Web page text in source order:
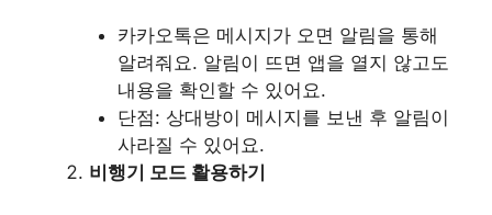
카카오톡은 메시지가 오면 알림을 통해
알려줘요. 알림이 뜨면 앱을 열지 않고도
내용을 확인할 수 있어요.
단점: 상대방이 메시지를 보낸 후 알림이
사라질 수 있어요.
비행기 모드 활용하기